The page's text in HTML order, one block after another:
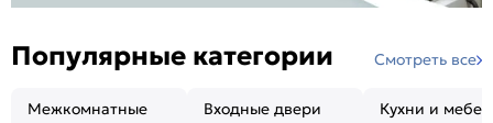
Популярные категории Смотреть все
Межкомнатные
Входные двери Кухни и